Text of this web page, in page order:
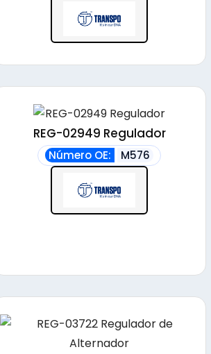
REG-02949 Regulador
Número OE: M576